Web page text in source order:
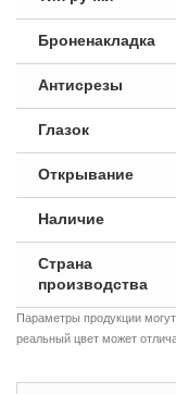
Броненакладка
Антисрезы
Глазок
Открывание
Наличие
Страна
производства
Параметры продукции
реальный цвет может